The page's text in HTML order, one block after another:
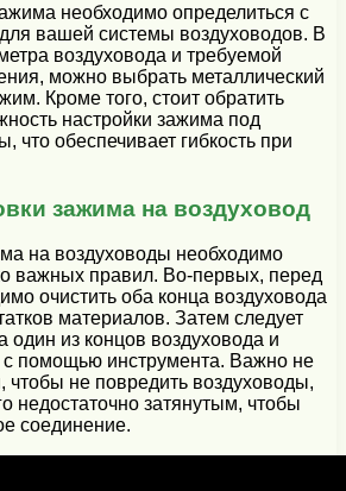
необходимо определиться с
вашей системы воздуховодов. В
воздуховода и требуемой
можно выбрать металлический
Кроме того, стоит обратить
настройки зажима под
что обеспечивает гибкость при
зажима на воздуховод
на воздуховоды необходимо
важных правил. Во-первых, перед
очистить оба конца воздуховода
материалов. Затем следует
один из концов воздуховода и
с помощью инструмента. Важно не
чтобы не повредить воздуховоды,
недостаточно затянутым, чтобы
соединение.